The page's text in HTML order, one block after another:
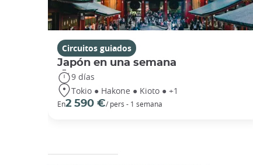
Circuitos guiados
Japón en una semana
9 días
Tokio ● Hakone ● Kioto ● +1
En2 590 €/ pers - 1 semana